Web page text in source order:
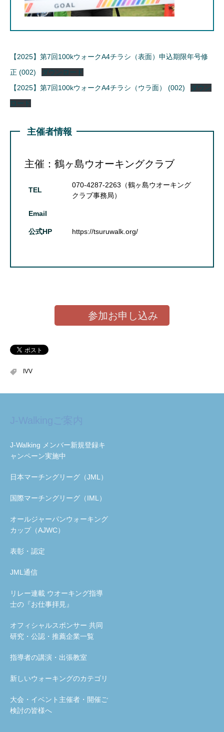
【2025】第7回100kウォークA4チラシ（表面）申込期限年号修
正 (002)
ダウンロード
【2025】第7回100kウォークA4チラシ（ウラ面） (002)
ダウン
ロード
主催者情報
主催：鶴ヶ島ウオーキングクラブ
TEL
070-4287-2263（鶴ヶ島ウオーキング
クラブ事務局）
Email
公式HP https://tsuruwalk.org/
参加お申し込み
IVV
J-Walking メンバー新規登録キ
ャンペーン実施中
日本マーチングリーグ（JML）
国際マーチングリーグ（IML）
オールジャーパンウォーキング
カップ（AJWC）
表彰・認定
JML通信
リレー連載 ウオーキング指導
士の『お仕事拝見』
オフィシャルスポンサー 共同
研究・公認・推薦企業一覧
指導者の講演・出張教室
新しいウォーキングのカテゴリ
大会・イベント主催者・開催ご
検討の皆様へ